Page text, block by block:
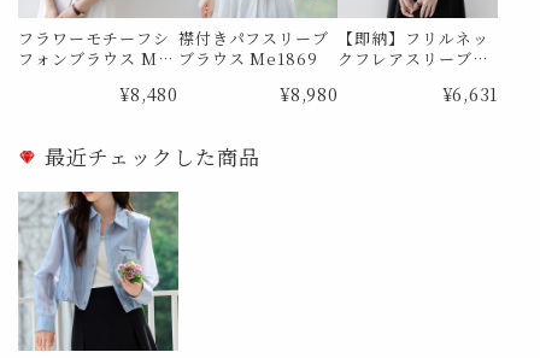
フラワーモチーフシ
フォンブラウス Me
¥8,480
襟付きパフスリーブ
ブラウス Me1869
¥8,980
【即納】フリルネッ
クフレアスリーブシ
¥6,631
最近チェックした商品